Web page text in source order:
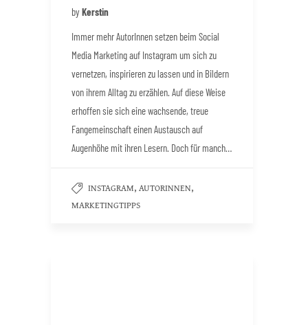
by Kerstin
Immer mehr AutorInnen setzen beim Social
Media Marketing auf Instagram um sich zu
vernetzen, inspirieren zu lassen und in Bildern
von ihrem Alltag zu erzählen. Auf diese Weise
erhoffen sie sich eine wachsende, treue
Fangemeinschaft einen Austausch auf
Augenhöhe mit ihren Lesern. Doch für manch…
INSTAGRAM, AUTORINNEN,
MARKETINGTIPPS